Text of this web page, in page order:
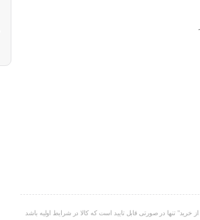
تنها در صورتی قابل تایید است که کالا در شرایط اولیه باشد